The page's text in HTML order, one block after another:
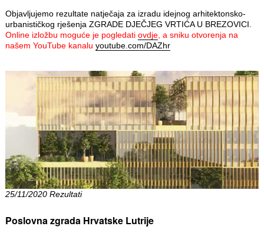
Objavljujemo rezultate natječaja za izradu idejnog arhitektonsko-
urbanističkog rješenja ZGRADE DJEČJEG VRTIĆA U BREZOVICI.
Online izložbu moguće je pogledati ovdje, a sniku otvorenja na
našem YouTube kanalu youtube.com/DAZhr
25/11/2020 Rezultati
Poslovna zgrada Hrvatske Lutrije